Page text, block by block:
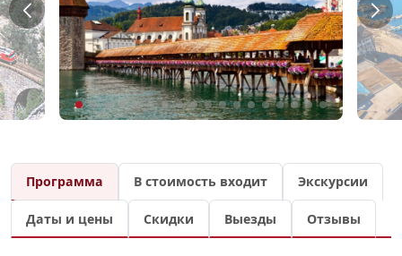
Программа В стоимость входит Экскурсии
Даты и цены Скидки Выезды Отзывы